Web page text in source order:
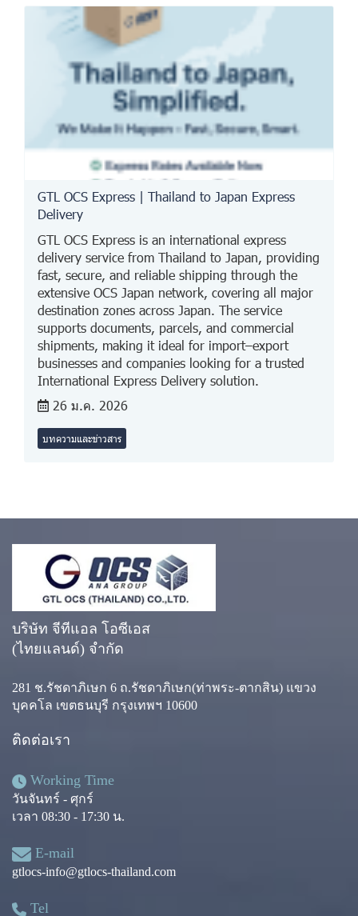
GTL OCS Express | Thailand to Japan Express
Delivery
GTL OCS Express is an international express
delivery service from Thailand to Japan, providing
fast, secure, and reliable shipping through the
extensive OCS Japan network, covering all major
destination zones across Japan. The service
supports documents, parcels, and commercial
shipments, making it ideal for import–export
businesses and companies looking for a trusted
International Express Delivery solution.
26 ม.ค. 2026
บทความและข่าวสาร
บริษัท จีทีแอล โอซีเอส
(ไทยแลนด์) จำกัด
281 ช.รัชดาภิเษก 6 ถ.รัชดาภิเษก(ท่าพระ-ตากสิน) แขวง
บุคคโล เขตธนบุรี กรุงเทพฯ 10600
ติดต่อเรา
Working Time
วันจันทร์ - ศุกร์
เวลา 08:30 - 17:30 น.
E-mail
gtlocs-info@gtlocs-thailand.com
Tel